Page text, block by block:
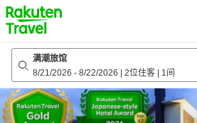
to
top
page
满潮旅馆
8/21/2026 - 8/22/2026 2位住客 1间